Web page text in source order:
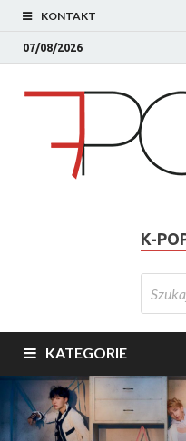
KONTAKT
07/08/2026
K-
KATEGORIE